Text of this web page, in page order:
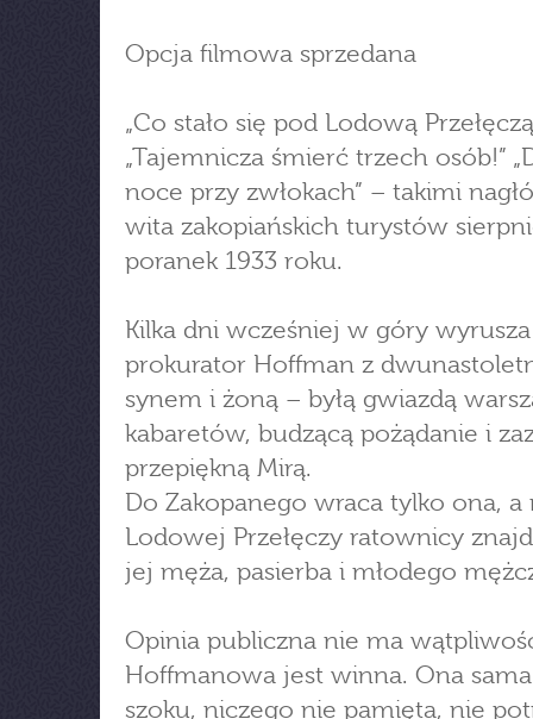
Opcja filmowa sprzedana
„Co stało się pod Lodową
„Tajemnicza śmierć trzech osób!”
noce przy zwłokach” – takimi
wita zakopiańskich turystów
poranek 1933 roku.
Kilka dni wcześniej w góry wyrusza
prokurator Hoffman z
synem i żoną – byłą gwiazdą
kabaretów, budzącą pożądanie i
przepiękną Mirą.
Do Zakopanego wraca tylko ona, a
Lodowej Przełęczy ratownicy
jej męża, pasierba i młodego
Opinia publiczna nie ma
Hoffmanowa jest winna. Ona
szoku, niczego nie pamięta, nie